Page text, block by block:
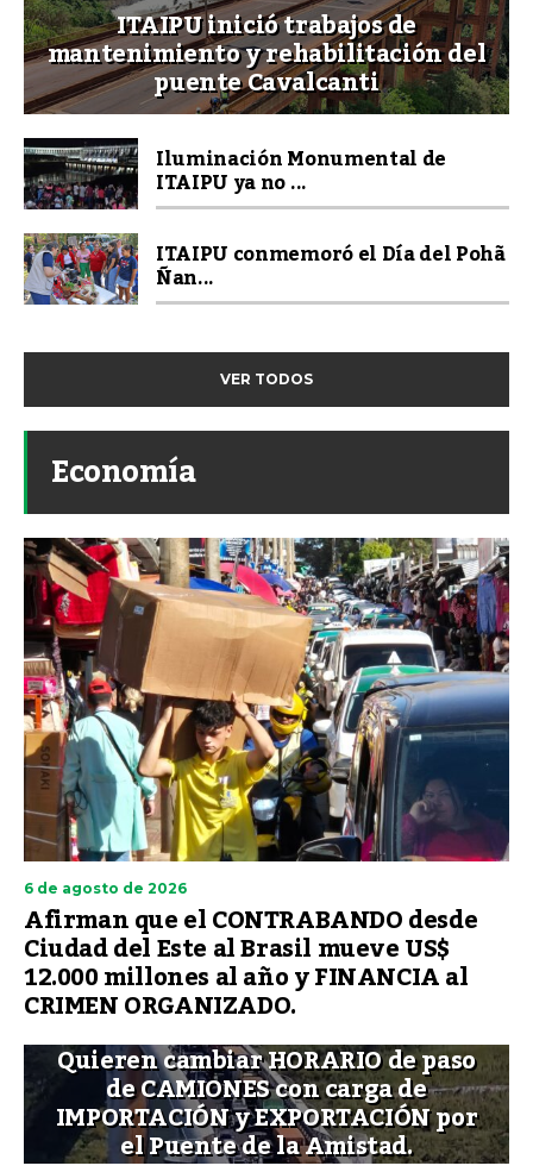
ITAIPU inició trabajos de
mantenimiento y rehabilitación del
puente Cavalcanti
Iluminación Monumental de
ITAIPU ya no ...
ITAIPU conmemoró el Día del Pohã
Ñan...
VER TODOS
Economía
6 de agosto de 2026
Afirman que el CONTRABANDO desde
Ciudad del Este al Brasil mueve US$
12.000 millones al año y FINANCIA al
CRIMEN ORGANIZADO.
Quieren cambiar HORARIO de paso
de CAMIONES con carga de
IMPORTACIÓN y EXPORTACIÓN por
el Puente de la Amistad.